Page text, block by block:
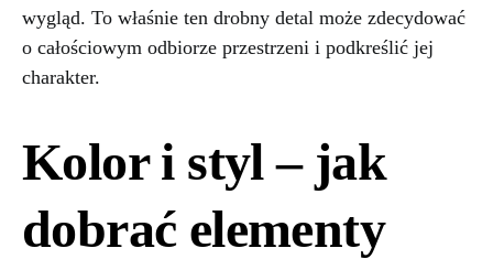
wygląd. To właśnie ten drobny detal może zdecydować
o całościowym odbiorze przestrzeni i podkreślić jej
charakter.
Kolor i styl – jak
dobrać elementy